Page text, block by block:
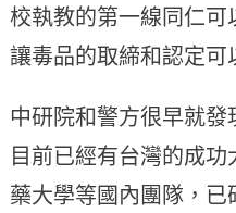
校執教的第一線同仁可
讓毒品的取締和認定可
中研院和警方很早就
目前已經有台灣的成
藥大學等國內團隊，